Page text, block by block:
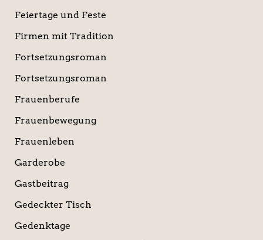
Feiertage und Feste
Firmen mit Tradition
Fortsetzungsroman
Fortsetzungsroman
Frauenberufe
Frauenbewegung
Frauenleben
Garderobe
Gastbeitrag
Gedeckter Tisch
Gedenktage